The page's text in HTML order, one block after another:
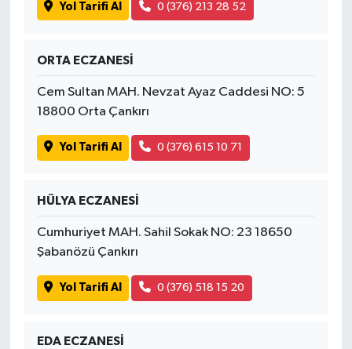
Yol Tarifi Al 0 (376) 213 28 52
ORTA ECZANESİ
Cem Sultan MAH. Nevzat Ayaz Caddesi NO: 5
18800 Orta Çankırı
Yol Tarifi Al 0 (376) 615 10 71
HÜLYA ECZANESİ
Cumhuriyet MAH. Sahil Sokak NO: 23 18650
Şabanözü Çankırı
Yol Tarifi Al 0 (376) 518 15 20
EDA ECZANESİ